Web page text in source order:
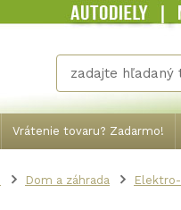
Vrátenie tovaru? Zadarmo!
Dom a záhrada